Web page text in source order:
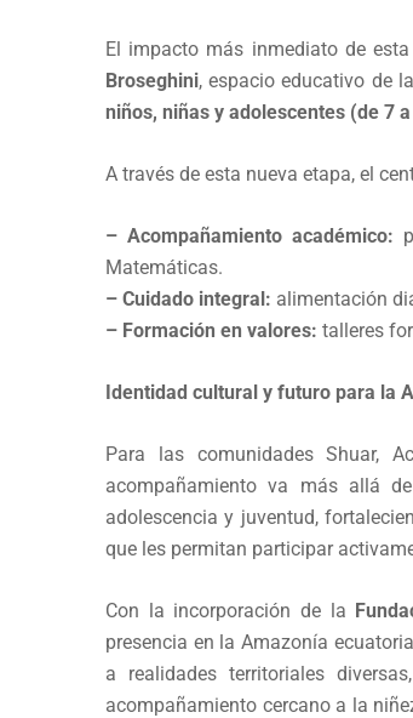
El impacto más inmediato de
Broseghini, espacio educativo de
niños, niñas y adolescentes (de 7
A través de esta nueva etapa, el
– Acompañamiento académico:
Matemáticas.
– Cuidado integral: alimentación
– Formación en valores: talleres
Identidad cultural y futuro para la
Para las comunidades Shuar,
acompañamiento va más allá
adolescencia y juventud,
que les permitan participar
Con la incorporación de la
presencia en la Amazonía
a realidades territoriales
acompañamiento cercano a la